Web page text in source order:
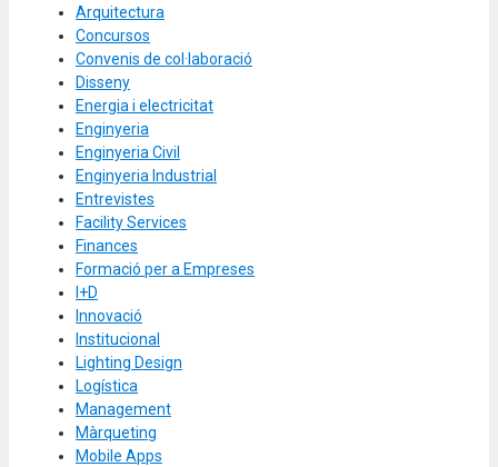
Arquitectura
Concursos
Convenis de col·laboració
Disseny
Energia i electricitat
Enginyeria
Enginyeria Civil
Enginyeria Industrial
Entrevistes
Facility Services
Finances
Formació per a Empreses
I+D
Innovació
Institucional
Lighting Design
Logística
Management
Màrqueting
Mobile Apps